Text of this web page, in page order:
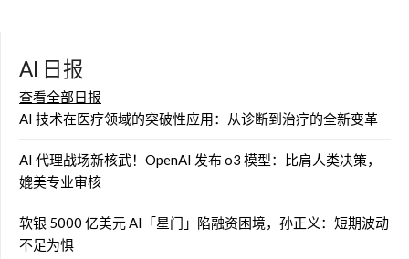
AI 日报
查看全部日报
AI 技术在医疗领域的突破性应用：从诊断到治疗的全新变革
AI 代理战场新核武！OpenAI 发布 o3 模型：比肩人类决策，
媲美专业审核
软银 5000 亿美元 AI「星门」陷融资困境，孙正义：短期波动
不足为惧